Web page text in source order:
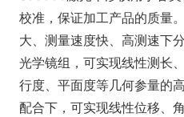
校准，保证加工产品的质量
大、测量速度快、高测速下
光学镜组，可实现线性测长
行度、平面度等几何参量的
配合下，可实现线性位移、